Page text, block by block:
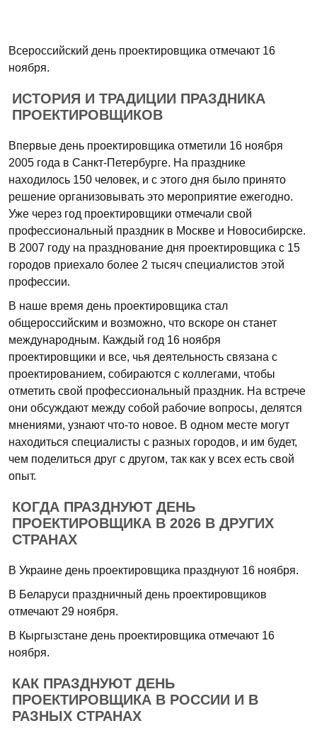
Всероссийский день проектировщика отмечают 16
ноября.
ИСТОРИЯ И ТРАДИЦИИ ПРАЗДНИКА
ПРОЕКТИРОВЩИКОВ
Впервые день проектировщика отметили 16 ноября
2005 года в Санкт-Петербурге. На празднике
находилось 150 человек, и с этого дня было принято
решение организовывать это мероприятие ежегодно.
Уже через год проектировщики отмечали свой
профессиональный праздник в Москве и Новосибирске.
В 2007 году на празднование дня проектировщика с 15
городов приехало более 2 тысяч специалистов этой
профессии.
В наше время день проектировщика стал
общероссийским и возможно, что вскоре он станет
международным. Каждый год 16 ноября
проектировщики и все, чья деятельность связана с
проектированием, собираются с коллегами, чтобы
отметить свой профессиональный праздник. На встрече
они обсуждают между собой рабочие вопросы, делятся
мнениями, узнают что-то новое. В одном месте могут
находиться специалисты с разных городов, и им будет,
чем поделиться друг с другом, так как у всех есть свой
опыт.
КОГДА ПРАЗДНУЮТ ДЕНЬ
ПРОЕКТИРОВЩИКА В 2026 В ДРУГИХ
СТРАНАХ
В Украине день проектировщика празднуют 16 ноября.
В Беларуси праздничный день проектировщиков
отмечают 29 ноября.
В Кыргызстане день проектировщика отмечают 16
ноября.
КАК ПРАЗДНУЮТ ДЕНЬ
ПРОЕКТИРОВЩИКА В РОССИИ И В
РАЗНЫХ СТРАНАХ